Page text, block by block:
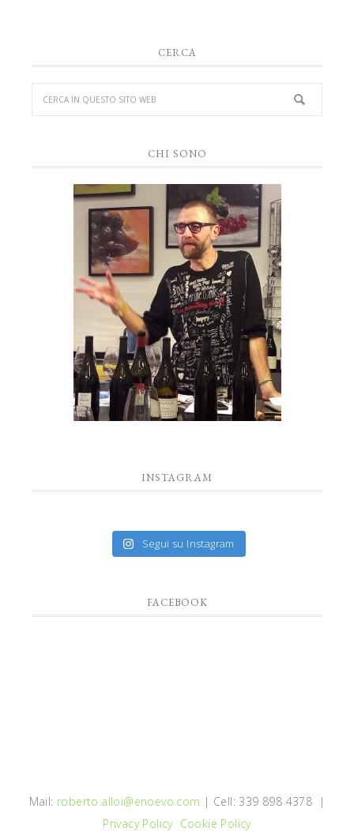
CERCA
CHI SONO
INSTAGRAM
Segui su Instagram
FACEBOOK
Mail: roberto.alloi@enoevo.com | Cell: 339 898 4378 |
Privacy Policy Cookie Policy